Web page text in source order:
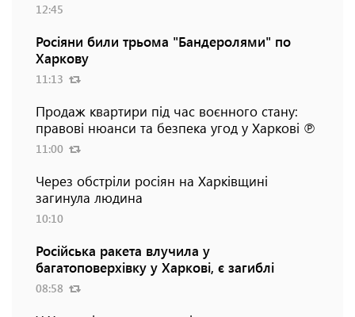
12:45
Росіяни били трьома "Бандеролями" по
Харкову
11:13
Продаж квартири під час воєнного стану:
правові нюанси та безпека угод у Харкові ℗
11:00
Через обстріли росіян на Харківщині
загинула людина
10:10
Російська ракета влучила у
багатоповерхівку у Харкові, є загиблі
08:58